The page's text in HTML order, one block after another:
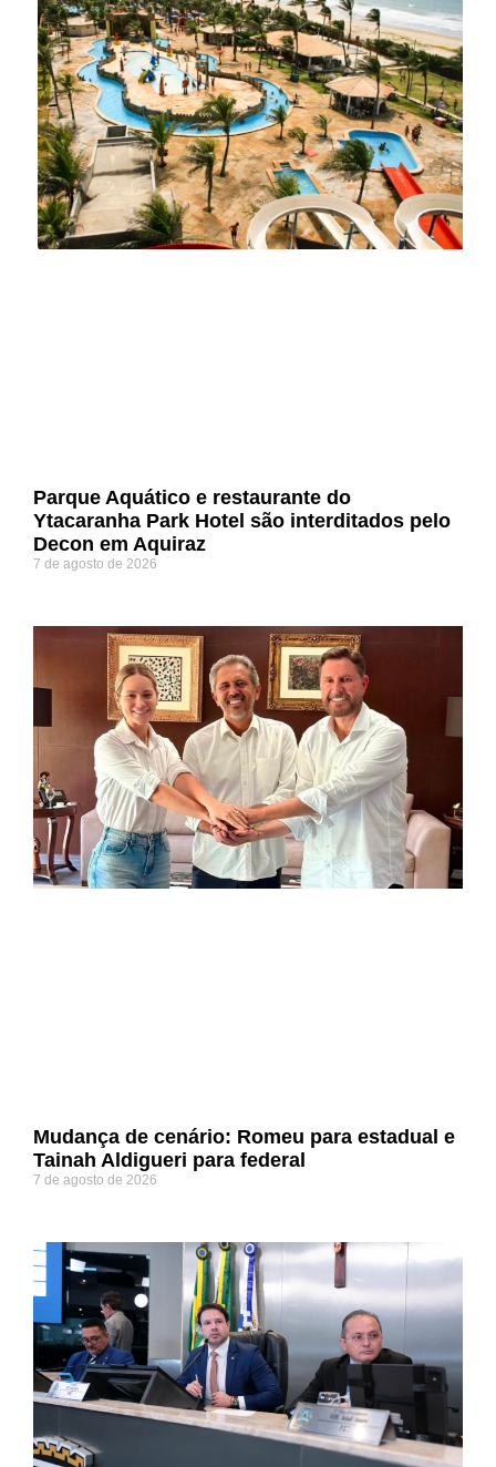
Parque Aquático e restaurante do
Ytacaranha Park Hotel são interditados pelo
Decon em Aquiraz
7 de agosto de 2026
Mudança de cenário: Romeu para estadual e
Tainah Aldigueri para federal
7 de agosto de 2026